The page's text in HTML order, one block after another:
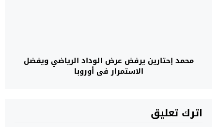
محمد إحتارين يرفض عرض الوداد الرياضي ويفضل
الاستمرار في أوروبا
اترك تعليق